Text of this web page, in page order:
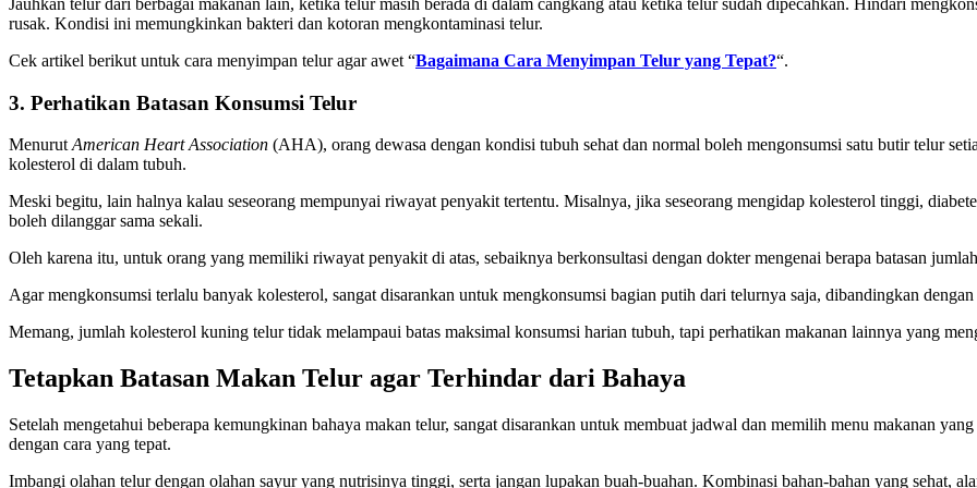
rusak. Kondisi ini memungkinkan bakteri dan kotoran mengkontaminasi telur.
Cek artikel berikut untuk cara menyimpan telur agar awet “Bagaimana Cara Menyimpan Telur yang Tepat?“.
3. Perhatikan Batasan Konsumsi Telur
Menurut American Heart Association (AHA), orang dewasa dengan kondisi tubuh sehat dan normal boleh mengonsumsi satu butir telur
kolesterol di dalam tubuh.
Meski begitu, lain halnya kalau seseorang mempunyai riwayat penyakit tertentu. Misalnya, jika seseorang mengidap kolesterol tinggi,
boleh dilanggar sama sekali.
Oleh karena itu, untuk orang yang memiliki riwayat penyakit di atas, sebaiknya berkonsultasi dengan dokter mengenai berapa batasan
Agar mengkonsumsi terlalu banyak kolesterol, sangat disarankan untuk mengkonsumsi bagian putih dari telurnya saja, dibandingkan
Memang, jumlah kolesterol kuning telur tidak melampaui batas maksimal konsumsi harian tubuh, tapi perhatikan makanan lainnya yang
Tetapkan Batasan Makan Telur agar Terhindar dari Bahaya
Setelah mengetahui beberapa kemungkinan bahaya makan telur, sangat disarankan untuk membuat jadwal dan memilih menu makanan
dengan cara yang tepat.
Imbangi olahan telur dengan olahan sayur yang nutrisinya tinggi, serta jangan lupakan buah-buahan. Kombinasi bahan-bahan yang sehat,